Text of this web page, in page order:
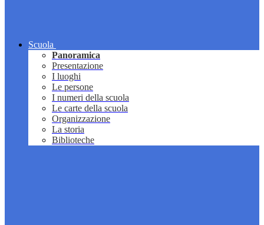
Scuola
Panoramica
Presentazione
I luoghi
Le persone
I numeri della scuola
Le carte della scuola
Organizzazione
La storia
Biblioteche